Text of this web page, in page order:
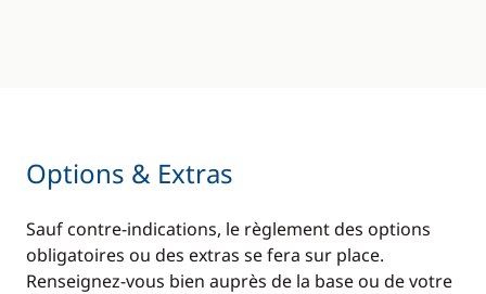
Options & Extras
Sauf contre-indications, le règlement des options
obligatoires ou des extras se fera sur place.
Renseignez-vous bien auprès de la base ou de votre